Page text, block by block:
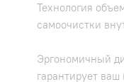
Технология
самоочистки
Эргономичный
гарантирует